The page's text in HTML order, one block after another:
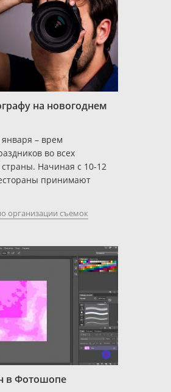
на новогоднем
– врем
во всех
Начиная с 10-12
принимают
организации съемок
в Фотошопе